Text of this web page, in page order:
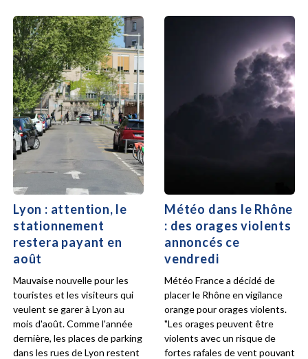
Lyon : attention, le
stationnement
restera payant en
août
Mauvaise nouvelle pour les
touristes et les visiteurs qui
veulent se garer à Lyon au
mois d'août. Comme l'année
dernière, les places de parking
dans les rues de Lyon restent
Météo dans le Rhône
: des orages violents
annoncés ce
vendredi
Météo France a décidé de
placer le Rhône en vigilance
orange pour orages violents.
"Les orages peuvent être
violents avec un risque de
fortes rafales de vent pouvant